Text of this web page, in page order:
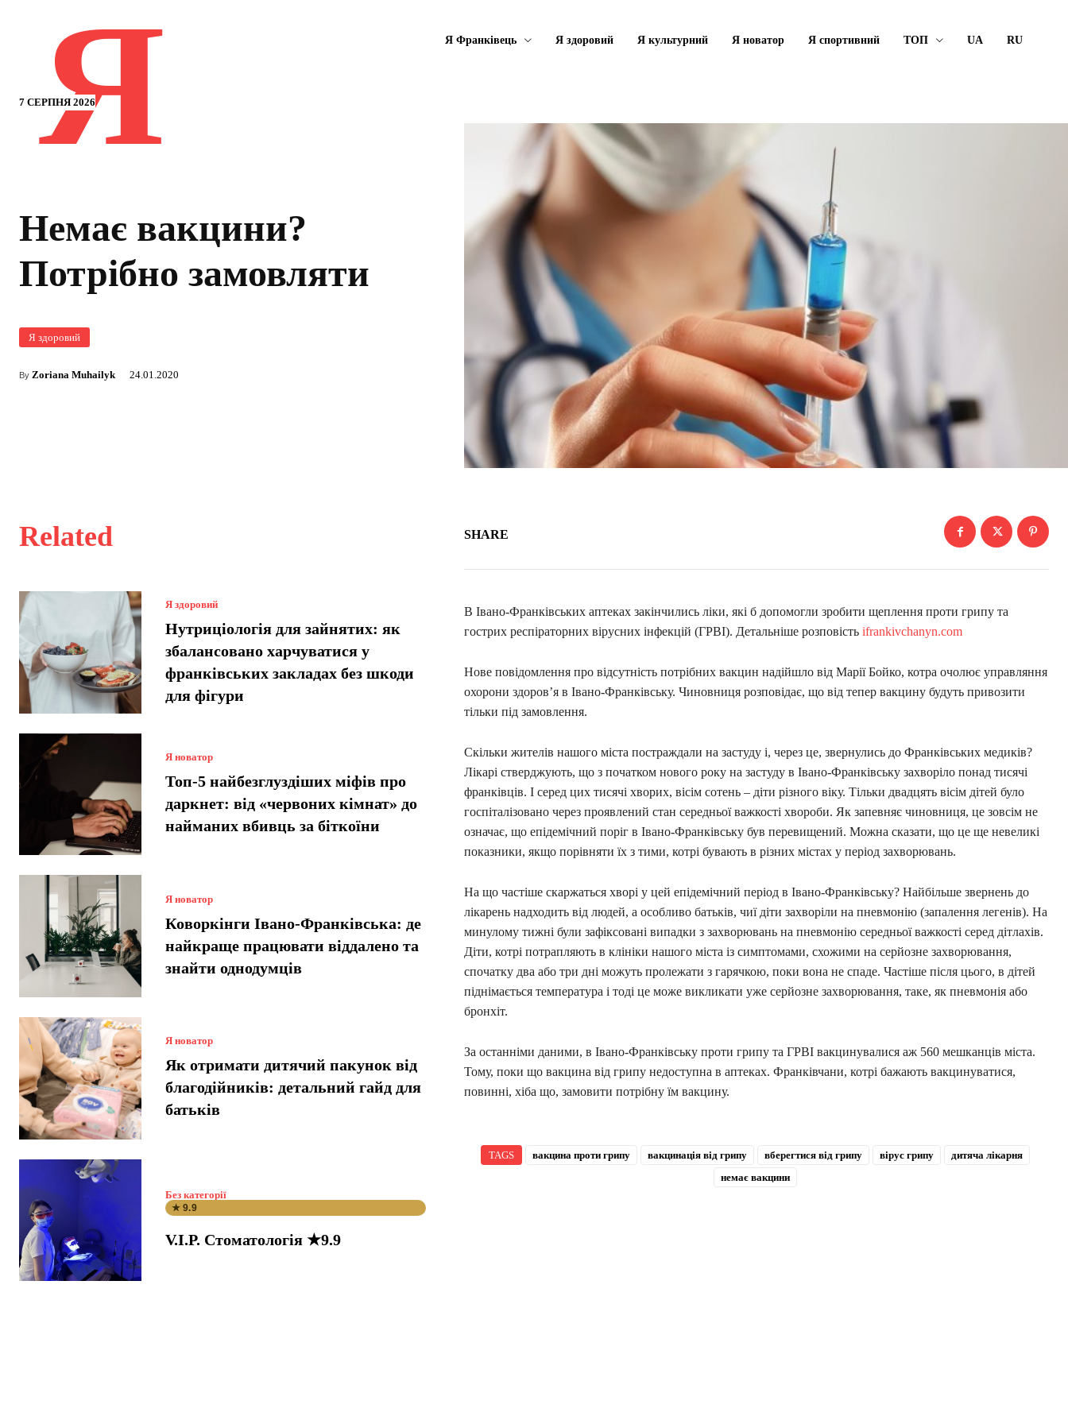
7 СЕРПНЯ 2026
Я Я Франківець Я здоровий Я культурний Я новатор Я спортивний ТОП UA RU
Немає вакцини?
Потрібно замовляти
Я здоровий
By Zoriana Muhailyk 24.01.2020
Related
Я здоровий
Нутриціологія для зайнятих: як
збалансовано харчуватися у
франківських закладах без шкоди
для фігури
Я новатор
Топ-5 найбезглуздіших міфів про
даркнет: від «червоних кімнат» до
найманих вбивць за біткоїни
Я новатор
Коворкінги Івано-Франківська: де
найкраще працювати віддалено та
знайти однодумців
Я новатор
Як отримати дитячий пакунок від
благодійників: детальний гайд для
батьків
Без категорії
★ 9.9
V.I.P. Стоматологія ★9.9
SHARE
В Івано-Франківських аптеках закінчились ліки, які б допомогли зробити щеплення проти грипу та
гострих респіраторних вірусних інфекцій (ГРВІ). Детальніше розповість ifrankivchanyn.com
Нове повідомлення про відсутність потрібних вакцин надійшло від Марії Бойко, котра очолює управляння
охорони здоров’я в Івано-Франківську. Чиновниця розповідає, що від тепер вакцину будуть привозити
тільки під замовлення.
Скільки жителів нашого міста постраждали на застуду і, через це, звернулись до Франківських медиків?
Лікарі стверджують, що з початком нового року на застуду в Івано-Франківську захворіло понад тисячі
франківців. І серед цих тисячі хворих, вісім сотень – діти різного віку. Тільки двадцять вісім дітей було
госпіталізовано через проявлений стан середньої важкості хвороби. Як запевняє чиновниця, це зовсім не
означає, що епідемічний поріг в Івано-Франківську був перевищений. Можна сказати, що це ще невеликі
показники, якщо порівняти їх з тими, котрі бувають в різних містах у період захворювань.
На що частіше скаржаться хворі у цей епідемічний період в Івано-Франківську? Найбільше звернень до
лікарень надходить від людей, а особливо батьків, чиї діти захворіли на пневмонію (запалення легенів). На
минулому тижні були зафіксовані випадки з захворювань на пневмонію середньої важкості серед дітлахів.
Діти, котрі потрапляють в клініки нашого міста із симптомами, схожими на серйозне захворювання,
спочатку два або три дні можуть пролежати з гарячкою, поки вона не спаде. Частіше після цього, в дітей
піднімається температура і тоді це може викликати уже серйозне захворювання, таке, як пневмонія або
бронхіт.
За останніми даними, в Івано-Франківську проти грипу та ГРВІ вакцинувалися аж 560 мешканців міста.
Тому, поки що вакцина від грипу недоступна в аптеках. Франківчани, котрі бажають вакцинуватися,
повинні, хіба що, замовити потрібну їм вакцину.
TAGS вакцина проти грипу вакцинація від грипу вберегтися від грипу вірус грипу
дитяча лікарня
немає вакцини